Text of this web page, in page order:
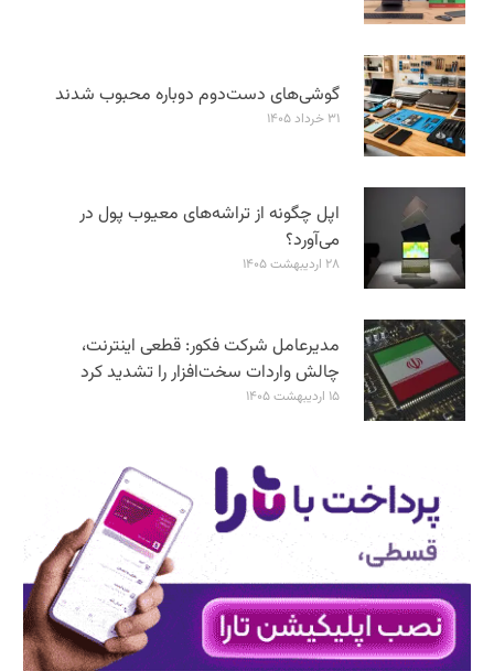
گوشی‌های دست‌دوم دوباره محبوب شدند
۳۱ خرداد ۱۴۰۵
اپل چگونه از تراشه‌های معیوب پول در
می‌آورد؟
۲۸ اردیبهشت ۱۴۰۵
مدیرعامل شرکت فکور: قطعی اینترنت،
چالش واردات سخت‌افزار را تشدید کرد
۱۵ اردیبهشت ۱۴۰۵